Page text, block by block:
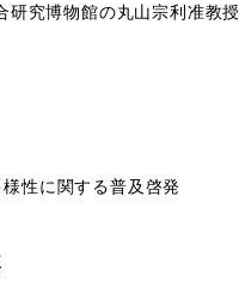
究博物館の丸山宗利准教
性に関する普及啓発